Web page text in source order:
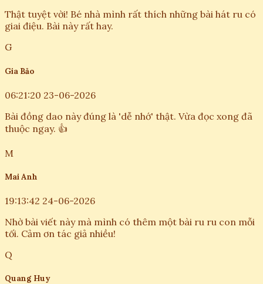
Thật tuyệt vời! Bé nhà mình rất thích những bài hát ru có
giai điệu. Bài này rất hay.
G
Gia Bảo
06:21:20 23-06-2026
Bài đồng dao này đúng là 'dễ nhớ' thật. Vừa đọc xong đã
thuộc ngay. 👍
M
Mai Anh
19:13:42 24-06-2026
Nhờ bài viết này mà mình có thêm một bài ru ru con mỗi
tối. Cảm ơn tác giả nhiều!
Q
Quang Huy